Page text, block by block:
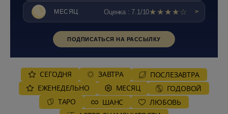
МЕСЯЦ Оценка : 7.1/10★★★★☆ >
ПОДПИСАТЬСЯ НА РАССЫЛКУ
СЕГОДНЯ ЗАВТРА
ПОСЛЕЗАВТРА
ЕЖЕНЕДЕЛЬНО
MЕСЯЦ
ГОДОВОЙ
ТАРО
ШАНС
ЛЮБОВЬ